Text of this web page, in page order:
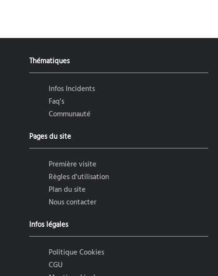
Thématiques
Infos Incidents
Faq's
Communauté
Pages du site
Première visite
Règles d'utilisation
Plan du site
Nous contacter
Infos légales
Politique Cookies
CGU